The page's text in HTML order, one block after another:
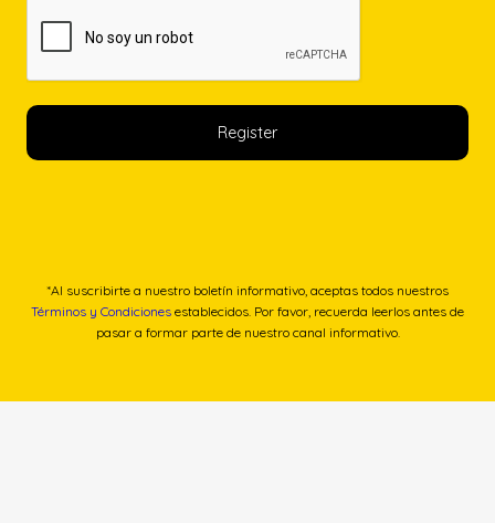
*Al suscribirte a nuestro boletín informativo, aceptas todos nuestros
Términos y Condiciones establecidos. Por favor, recuerda leerlos antes de
pasar a formar parte de nuestro canal informativo.